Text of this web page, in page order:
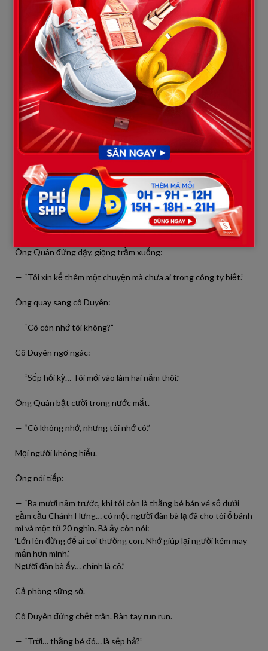
Không gian im phăng phắc.
Nhiều người cúi gằm mặt.
Cô Duyên khóc nức nở:
— “Tui… tui tưởng người ta đuổi việc tui thiệt…”
Ông Quân tiếp tục:
— “Điều đau nhất là… ngay lúc mô hình đổ, camera còn ghi lại
cảnh cô chạy tới, nhìn quanh, rồi lấy khăn giấy lau vài mảnh kính
để không ai dẫm trúng, dù cô chẳng hề gây ra.”
Ai nấy tê tái.
5. Bí mật sâu hơn
Tưởng rằng mọi chuyện đã sáng tỏ, nhưng twist thật sự vẫn
còn.
Ông Quân đứng dậy, giọng trầm xuống:
— “Tôi xin kể thêm một chuyện mà chưa ai trong công ty biết.”
Ông quay sang cô Duyên:
— “Cô còn nhớ tôi không?”
Cô Duyên ngơ ngác:
— “Sếp hỏi kỳ… Tôi mới vào làm hai năm thôi.”
Ông Quân bật cười trong nước mắt.
— “Cô không nhớ, nhưng tôi nhớ cô.”
Mọi người không hiểu.
Ông nói tiếp:
— “Ba mươi năm trước, khi tôi còn là thằng bé bán vé số dưới
gầm cầu Chánh Hưng… có một người đàn bà lạ đã cho tôi ổ bánh
mì và một tờ 20 nghìn. Bà ấy còn nói:
‘Lớn lên đừng để ai coi thường con. Nhớ giúp lại người kém may
mắn hơn mình.’
Người đàn bà ấy… chính là cô.”
Cả phòng sững sờ.
Cô Duyên đứng chết trân. Bàn tay run run.
— “Trời… thằng bé đó… là sếp hả?”